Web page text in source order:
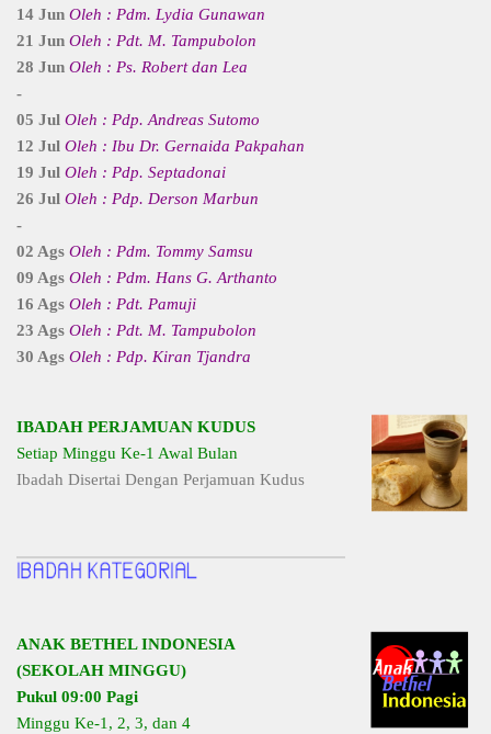
14 Jun Oleh : Pdm. Lydia Gunawan
21 Jun Oleh : Pdt. M. Tampubolon
28 Jun Oleh : Ps. Robert dan Lea
-
05 Jul Oleh : Pdp. Andreas Sutomo
12 Jul Oleh : Ibu Dr. Gernaida Pakpahan
19 Jul Oleh : Pdp. Septadonai
26 Jul Oleh : Pdp. Derson Marbun
-
02 Ags Oleh : Pdm. Tommy Samsu
09 Ags Oleh : Pdm. Hans G. Arthanto
16 Ags Oleh : Pdt. Pamuji
23 Ags Oleh : Pdt. M. Tampubolon
30 Ags Oleh : Pdp. Kiran Tjandra
IBADAH PERJAMUAN KUDUS
Setiap Minggu Ke-1 Awal Bulan
Ibadah Disertai Dengan Perjamuan Kudus
ANAK BETHEL INDONESIA
(SEKOLAH MINGGU)
Pukul 09:00 Pagi
Minggu Ke-1, 2, 3, dan 4